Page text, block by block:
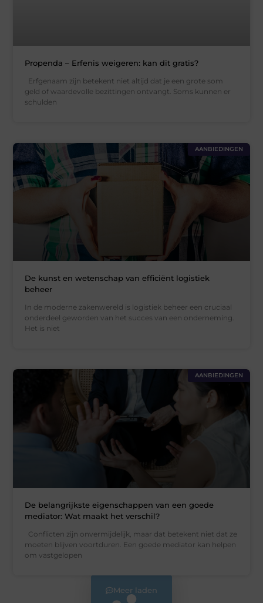
Propenda – Erfenis weigeren: kan dit gratis?
Erfgenaam zijn betekent niet altijd dat je een grote som
geld of waardevolle bezittingen ontvangt. Soms kunnen er
schulden
AANBIEDINGEN
De kunst en wetenschap van efficiënt logistiek
beheer
In de moderne zakenwereld is logistiek beheer een cruciaal
onderdeel geworden van het succes van een onderneming.
Het is niet
AANBIEDINGEN
De belangrijkste eigenschappen van een goede
mediator: Wat maakt het verschil?
Conflicten zijn onvermijdelijk, maar dat betekent niet dat ze
moeten blijven voortduren. Een goede mediator kan helpen
om vastgelopen
Meer laden